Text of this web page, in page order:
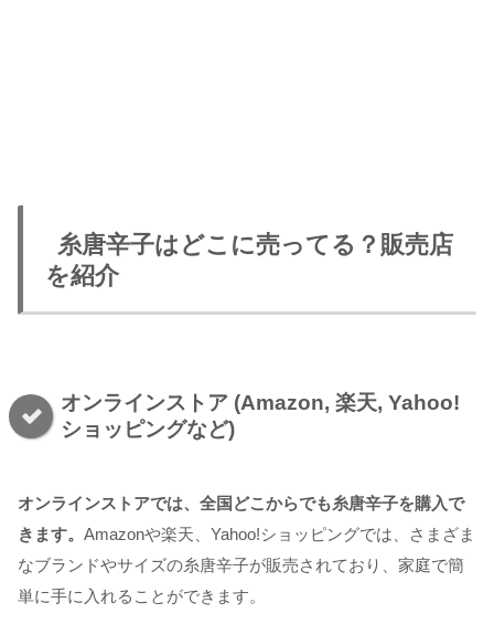
糸唐辛子はどこに売ってる？販売店
を紹介
オンラインストア (Amazon, 楽天, Yahoo!
ショッピングなど)
オンラインストアでは、全国どこからでも糸唐辛子を購入で
きます。 Amazonや楽天、Yahoo!ショッピングでは、さまざま
なブランドやサイズの糸唐辛子が販売されており、家庭で簡
単に手に入れることができます。